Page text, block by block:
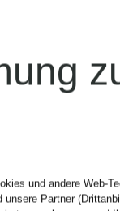
und andere Web-
unsere Partner